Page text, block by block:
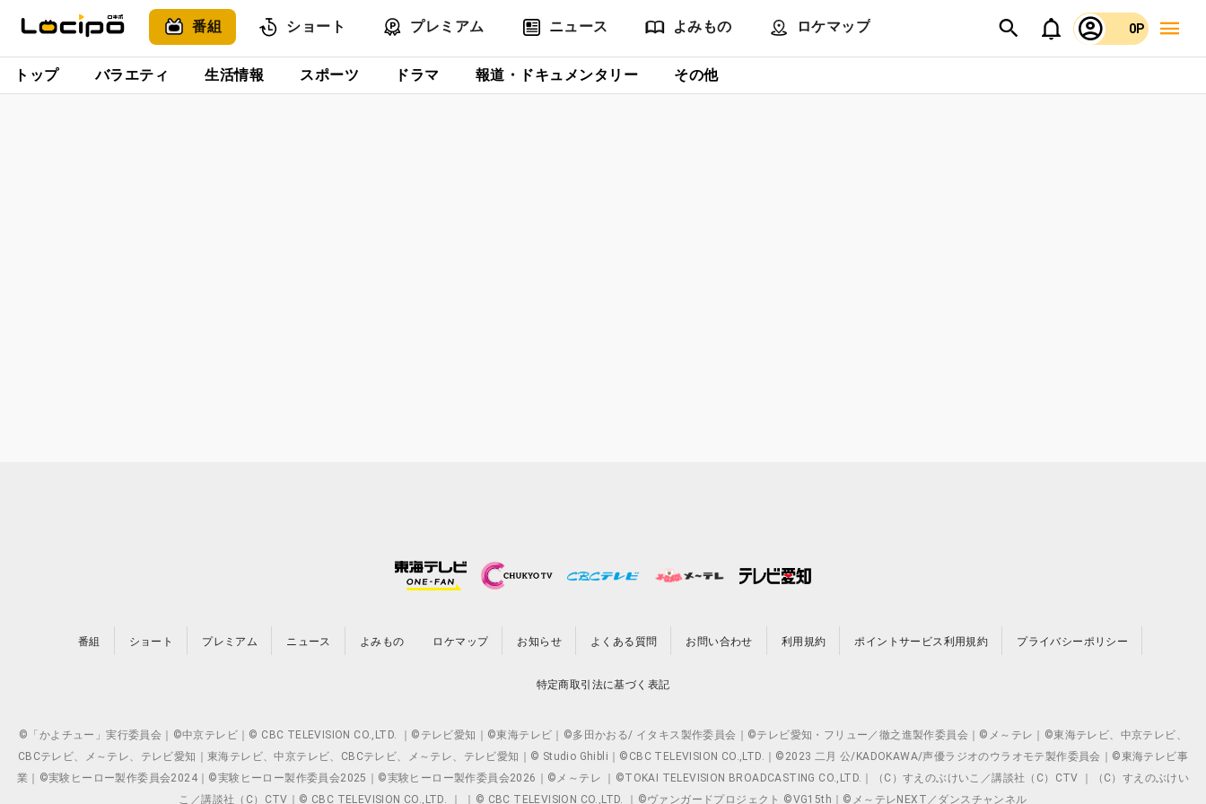
番組 ショート プレミアム ニュース よみもの ロケマップ 0P
トップ バラエティ 生活情報 スポーツ ドラマ 報道・ドキュメンタリー その他
番組 ショート プレミアム ニュース よみもの ロケマップ お知らせ よくある質問 お問い合わせ 利用規約 ポイントサービス利用規約 プライバシーポリシー
特定商取引法に基づく表記
©「かよチュー」実行委員会｜©中京テレビ｜© CBC TELEVISION CO.,LTD. ｜©テレビ愛知｜©東海テレビ｜©多田かおる/ イタキス製作委員会｜©テレビ愛知・フリュー／徹之進製作委員会｜©メ～テレ｜©東海テレビ、中京テレビ、
CBCテレビ、メ～テレ、テレビ愛知｜東海テレビ、中京テレビ、CBCテレビ、メ～テレ、テレビ愛知｜© Studio Ghibli｜©CBC TELEVISION CO.,LTD.｜©2023 二月 公/KADOKAWA/声優ラジオのウラオモテ製作委員会｜©東海テレビ事
業｜©実験ヒーロー製作委員会2024｜©実験ヒーロー製作委員会2025｜©実験ヒーロー製作委員会2026｜©メ～テレ ｜©TOKAI TELEVISION BROADCASTING CO.,LTD.｜（C）すえのぶけいこ／講談社（C）CTV ｜（C）すえのぶけい
こ／講談社（C）CTV｜© CBC TELEVISION CO.,LTD. ｜ ｜© CBC TELEVISION CO.,LTD. ｜©ヴァンガードプロジェクト ©VG15th｜©メ～テレNEXT／ダンスチャンネル